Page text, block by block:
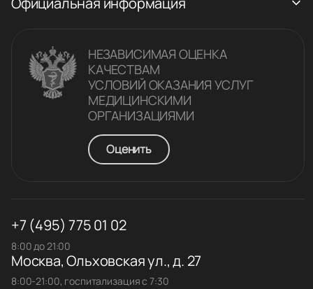
НЕЗАВИСИМАЯ ОЦЕНКА
КАЧЕСТВАM
УСЛОВИЙ ОКАЗАНИЯ УСЛУГ
МЕДИЦИНСКИМИ
ОРГАНИЗАЦИЯМИ
Оценить
+7 (495) 775 01 02
8:00 до 21:00
Москва, Ольховская ул., д. 27
8:00-21:00, госпитализация с 7:30